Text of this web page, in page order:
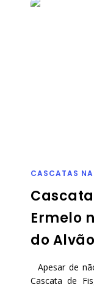
CASCATAS
Ermelo
do Alvão
Apesar de
Cascata de